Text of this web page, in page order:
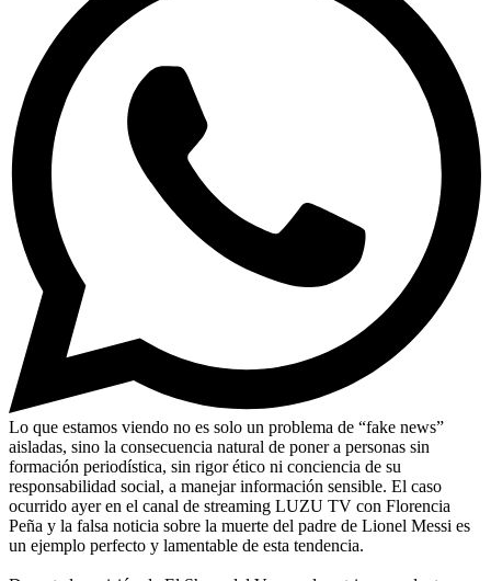
Lo que estamos viendo no es solo un problema de “fake news”
aisladas, sino la consecuencia natural de poner a personas sin
formación periodística, sin rigor ético ni conciencia de su
responsabilidad social, a manejar información sensible. El caso
ocurrido ayer en el canal de streaming LUZU TV con Florencia
Peña y la falsa noticia sobre la muerte del padre de Lionel Messi es
un ejemplo perfecto y lamentable de esta tendencia.